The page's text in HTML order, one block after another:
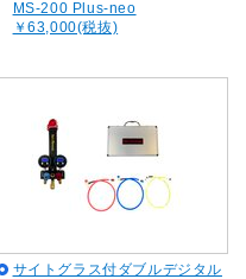
MS-200 Plus-neo
￥63,000(税抜)
サイトグラス付ダブルデジタル